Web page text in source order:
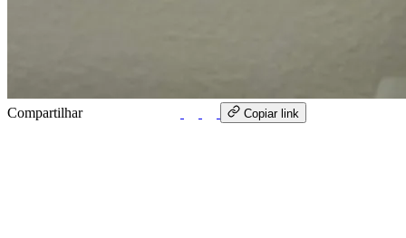
Compartilhar Copiar link